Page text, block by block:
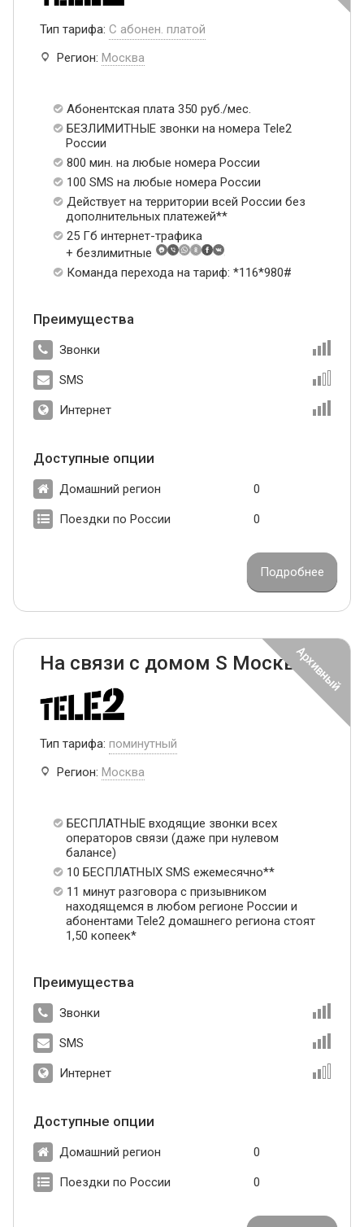
Тип тарифа: С абонен. платой
Регион: Москва
Абонентская плата 350 руб./мес.
БЕЗЛИМИТНЫЕ звонки на номера Tele2
России
800 мин. на любые номера России
100 SMS на любые номера России
Действует на территории всей России без
дополнительных платежей**
25 Гб интернет-трафика
+ безлимитные
Команда перехода на тариф: *116*980#
Преимущества
Звонки
SMS
Интернет
Доступные опции
Домашний регион 0
Поездки по России 0
Подробнее
На связи с домом S Москва
Тип тарифа: поминутный
Регион: Москва
БЕСПЛАТНЫЕ входящие звонки всех
операторов связи (даже при нулевом
балансе)
10 БЕСПЛАТНЫХ SMS ежемесячно**
11 минут разговора с призывником
находящемся в любом регионе России и
абонентами Tele2 домашнего региона стоят
1,50 копеек*
Преимущества
Звонки
SMS
Интернет
Доступные опции
Домашний регион 0
Поездки по России 0